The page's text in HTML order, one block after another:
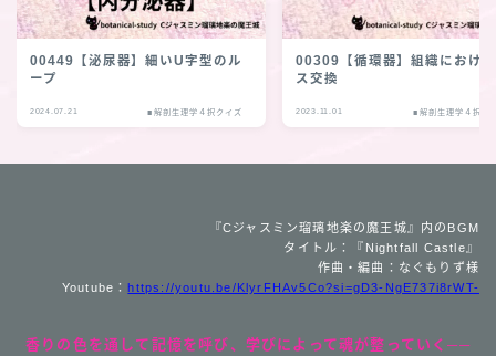
00449【泌尿器】細いU字型のル
ープ
2024.07.21 ■解剖生理学４択クイズ
00309【循環器】組織におけ
ス交換
2023.11.01 ■解剖生理学４択ク
『Cジャスミン瑠璃地楽の魔王城』内のBGM
タイトル：『Nightfall Castle』
作曲・編曲：なぐもりず様
Youtube： https://youtu.be/KlyrFHAv5Co?si=gD3-NgE737i8rWT-
香りの色を通して記憶を呼び、学びによって魂が整っていく──